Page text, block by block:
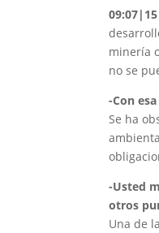
minería
no se
-Con
Se ha
-Usted
otros
Una de